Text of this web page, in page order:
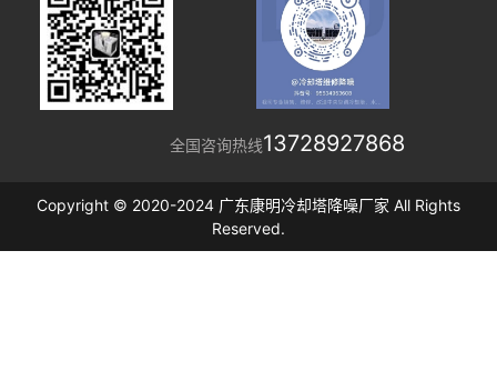
全国咨询热线13728927868
Copyright © 2020-2024 广东康明冷却塔降噪厂家 All Rights
Reserved.